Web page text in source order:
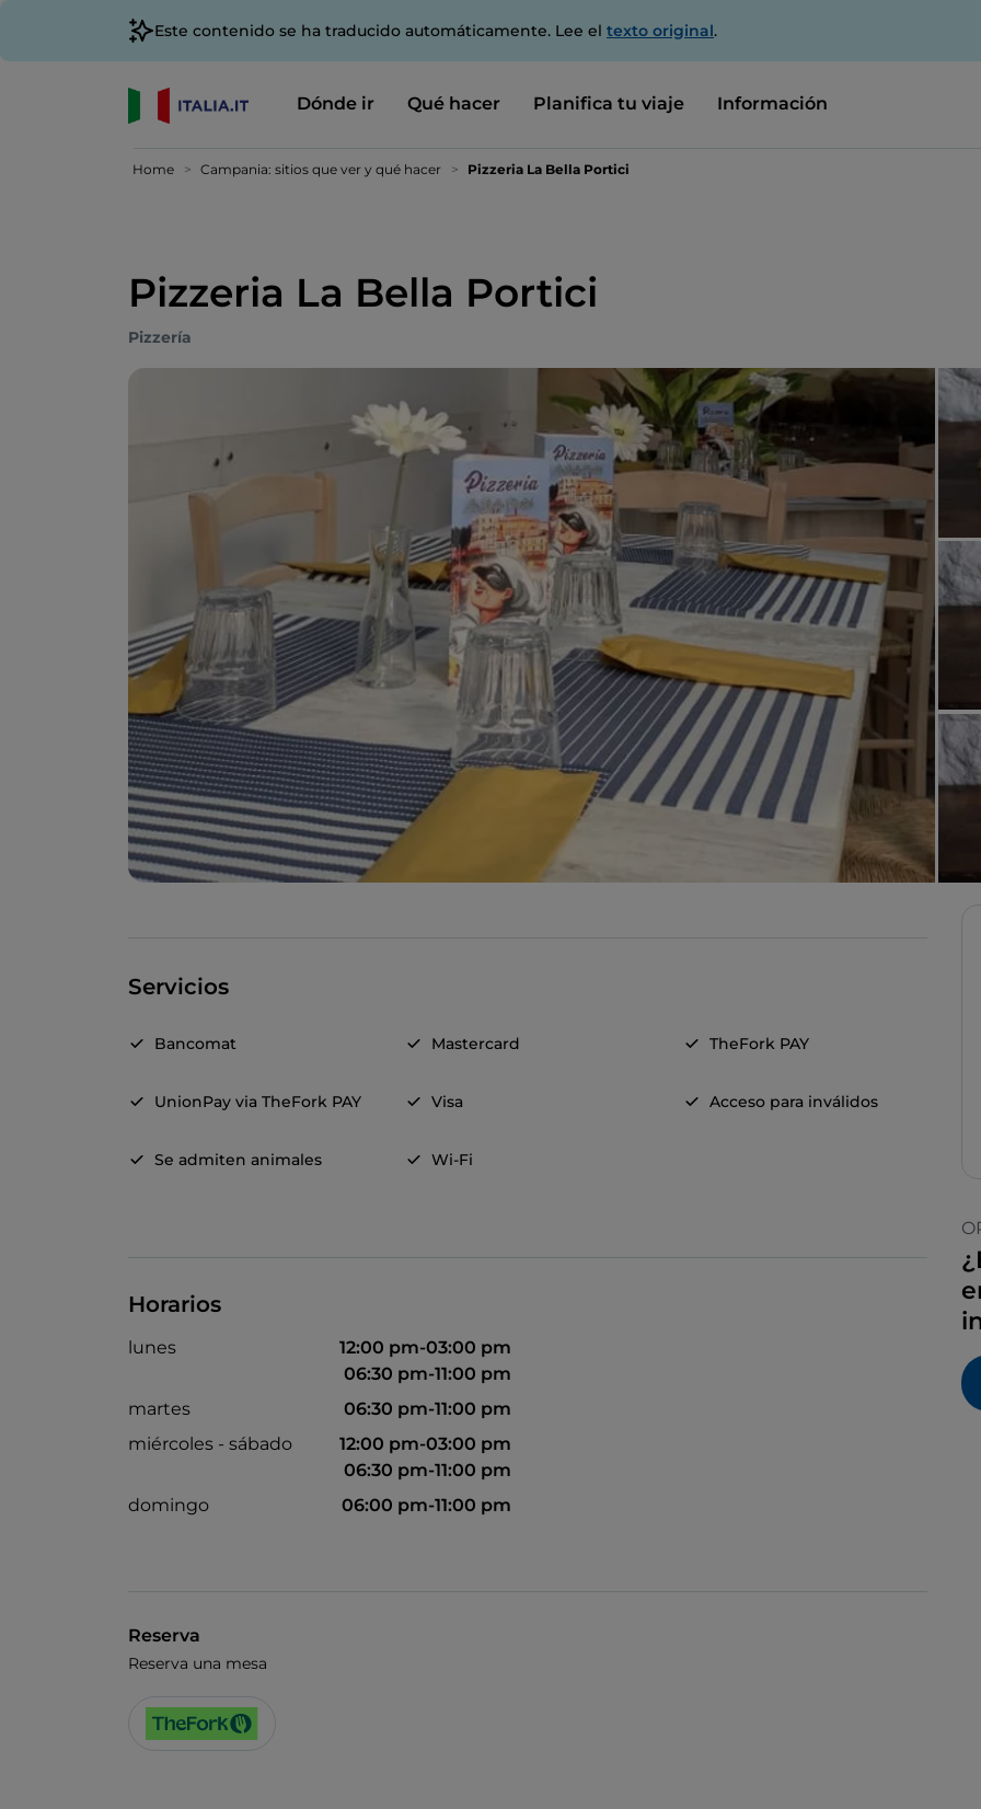
Este contenido se ha traducido automáticamente. Lee el texto original.
Dónde ir Qué hacer Planifica tu viaje Información
Home Campania: sitios que ver y qué hacer Pizzeria La Bella Portici
Pizzeria La Bella Portici
Pizzería
Servicios
Bancomat Mastercard TheFork PAY
UnionPay via TheFork PAY Visa Acceso para inválidos
Se admiten animales Wi-Fi
Horarios
lunes
12:00 pm-03:00 pm
06:30 pm-11:00 pm
martes
06:30 pm-11:00 pm
miércoles - sábado
12:00 pm-03:00 pm
06:30 pm-11:00 pm
domingo
06:00 pm-11:00 pm
Reserva
Reserva una mesa